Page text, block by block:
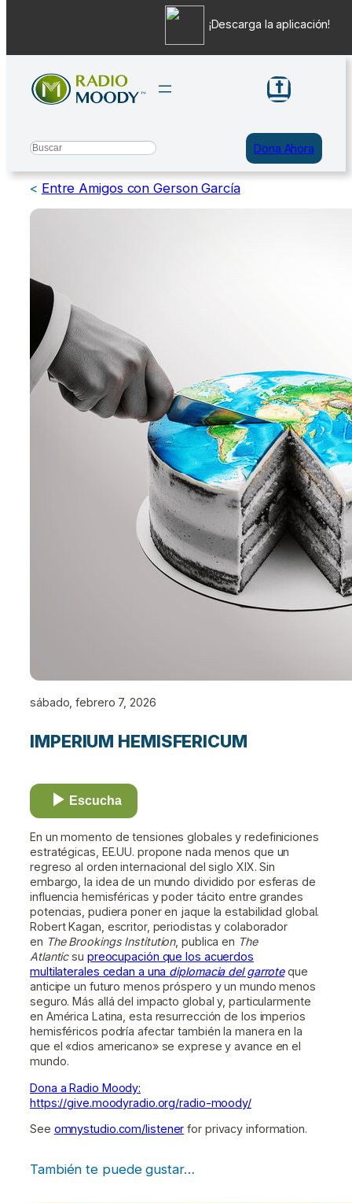
contenido
Search Dona Ahora
< Entre Amigos con Gerson García
sábado, febrero 7, 2026
IMPERIUM HEMISFERICUM
Escucha
En un momento de tensiones globales y redefiniciones
estratégicas, EE.UU. propone nada menos que un
regreso al orden internacional del siglo XIX. Sin
embargo, la idea de un mundo dividido por esferas de
influencia hemisféricas y poder tácito entre grandes
potencias, pudiera poner en jaque la estabilidad global.
Robert Kagan, escritor, periodistas y colaborador
en The Brookings Institution, publica en The
Atlanticsu preocupación que los acuerdos
multilaterales cedan a una diplomacia del garroteque
anticipe un futuro menos próspero y un mundo menos
seguro. Más allá del impacto global y, particularmente
en América Latina, esta resurrección de los imperios
hemisféricos podría afectar también la manera en la
que el «dios americano» se exprese y avance en el
mundo.
Dona a Radio Moody:
https://give.moodyradio.org/radio-moody/
See omnystudio.com/listener for privacy information.
También te puede gustar…
¡Descarga la aplicación!